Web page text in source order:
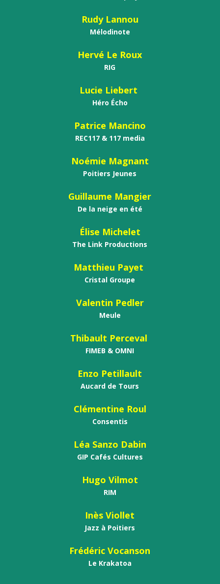
Rudy Lannou
Mélodinote
Hervé Le Roux
RIG
Lucie Liebert
Héro Écho
Patrice Mancino
REC117 & 117 media
Noémie Magnant
Poitiers Jeunes
Guillaume Mangier
De la neige en été
Élise Michelet
The Link Productions
Matthieu Payet
Cristal Groupe
Valentin Pedler
Meule
Thibault Perceval
FIMEB & OMNI
Enzo Petillault
Aucard de Tours
Clémentine Roul
Consentis
Léa Sanzo Dabin
GIP Cafés Cultures
Hugo Vilmot
RIM
Inès Viollet
Jazz à Poitiers
Frédéric Vocanson
Le Krakatoa